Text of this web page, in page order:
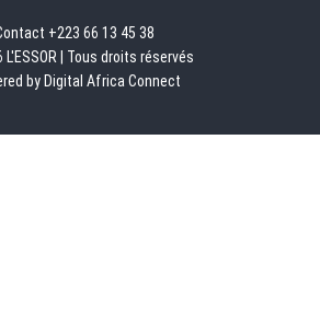
+223 66 13 45 38
| Tous droits réservés
by Digital Africa Connect